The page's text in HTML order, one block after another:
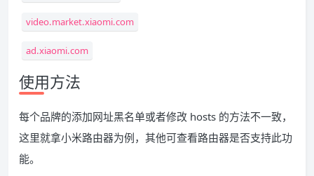
video.market.xiaomi.com
ad.xiaomi.com
使用方法
每个品牌的添加网址黑名单或者修改 hosts 的方法不一致，
这里就拿小米路由器为例，其他可查看路由器是否支持此功
能。